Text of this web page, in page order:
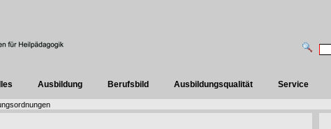
Ausbildung Berufsbild Ausbildungsqualität Service